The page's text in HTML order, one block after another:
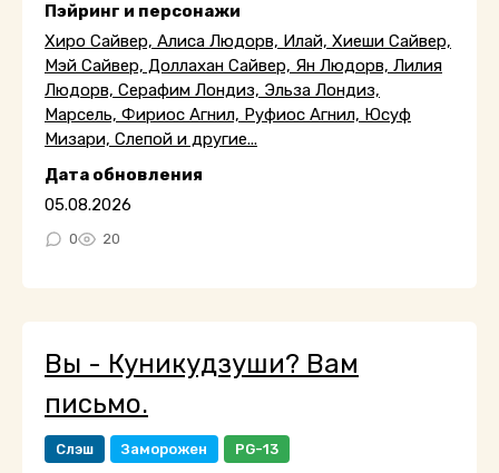
Пэйринг и персонажи
Хиро Сайвер, Алиса Людорв, Илай, Хиеши Сайвер,
Мэй Сайвер, Доллахан Сайвер, Ян Людорв, Лилия
Людорв, Серафим Лондиз, Эльза Лондиз,
Марсель, Фириос Агнил, Руфиос Агнил, Юсуф
Мизари, Слепой и другие...
Дата обновления
05.08.2026
0 20
Вы - Куникудзуши? Вам
письмо.
Слэш Заморожен PG-13